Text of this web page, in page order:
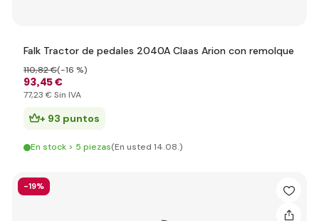
Falk Tractor de pedales 2040A Claas Arion con remolque
93,45 €
110,82 €(-16 %)
77,23 € Sin IVA
+ 93 puntos
En stock > 5 piezas(En usted 14.08.)
-19%